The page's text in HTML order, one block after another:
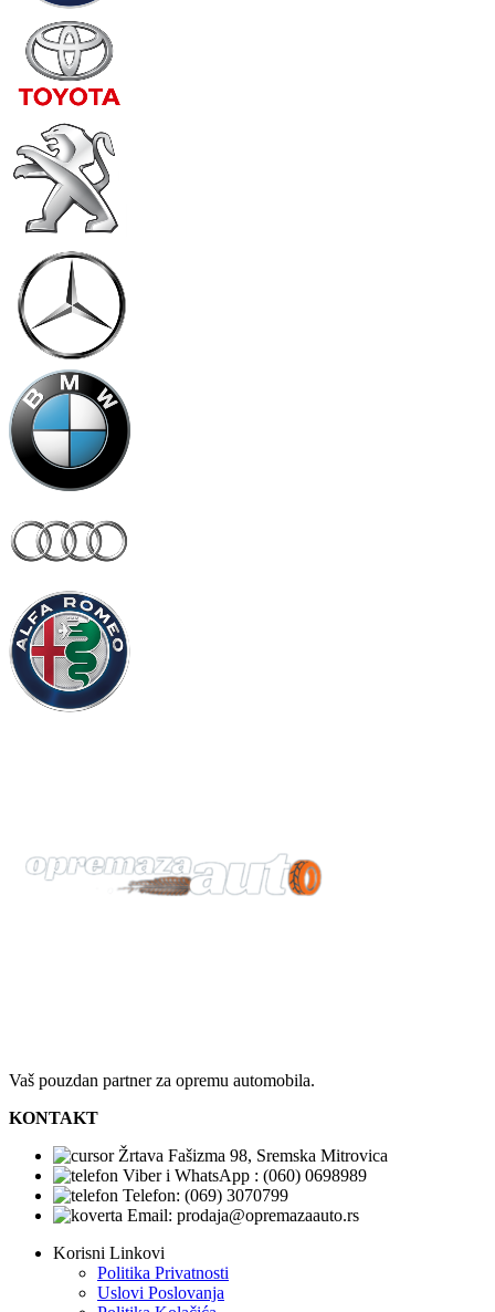
Vaš pouzdan partner za opremu automobila.
KONTAKT
Žrtava Fašizma 98, Sremska Mitrovica
Viber i WhatsApp : (060) 0698989
Telefon: (069) 3070799
Email: prodaja@opremazaauto.rs
Korisni Linkovi
Politika Privatnosti
Uslovi Poslovanja